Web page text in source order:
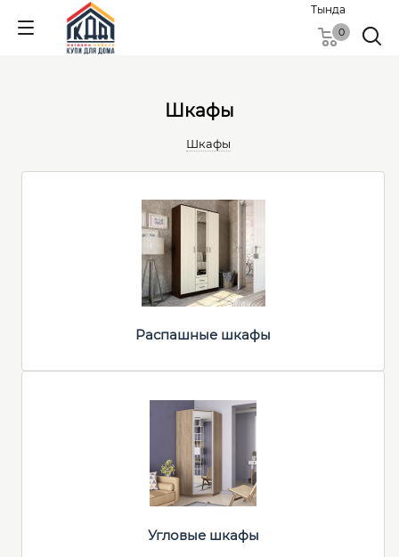
Тында
0
Шкафы
Шкафы
Распашные шкафы
Угловые шкафы